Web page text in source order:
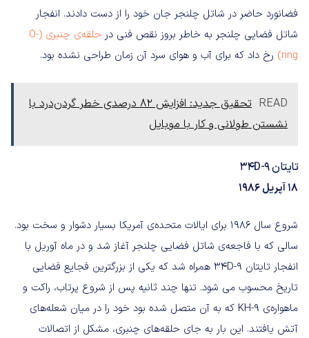
فضانورد حاضر در شاتل چلنجر جان خود را از دست دادند. انفجار
شاتل فضایی چلنجر به خاطر بروز نقص فنی در
حلقه‌ی چنبری (O-
ring) رخ داد که برای آب و هوای سرد آن زمان طراحی نشده بود.
READ
تحقیق جدید: افزایش 82 درصدی خطر گردن‌درد با
نشستن طولانی و کار با موبایل
تایتان 34D-9
۱۸ آپریل ۱۹۸۶
شروع سال ۱۹۸۶ برای ایالات متحده‌ی آمریکا بسیار دشوار و سخت بود.
سالی که با فاجعه‌ی شاتل فضایی چلنجر آغاز شد و در ماه آوریل با
انفجار تایتان 34D-9 همراه شد که یکی از بزرگترین فجایع فضایی
تاریخ محسوب می شود. تنها چند ثانیه پس از شروع پرتاب، راکت و
ماهواره‌ی KH-9 که به آن متصل شده بود خود را در میان شعله‌های
آتش یافتند. این بار به جای حلقه‌های چنبری، مشکل از اتصالات